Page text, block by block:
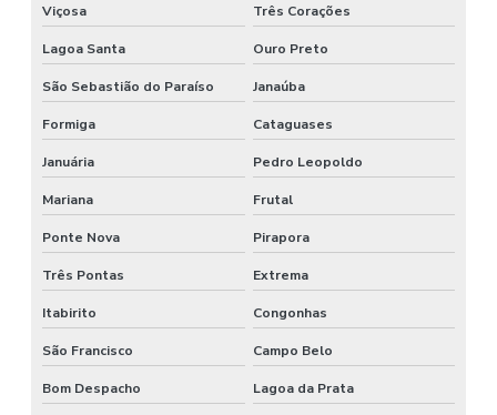
Viçosa Três Corações
Lagoa Santa Ouro Preto
São Sebastião do Paraíso Janaúba
Formiga Cataguases
Januária Pedro Leopoldo
Mariana Frutal
Ponte Nova Pirapora
Três Pontas Extrema
Itabirito Congonhas
São Francisco Campo Belo
Bom Despacho Lagoa da Prata